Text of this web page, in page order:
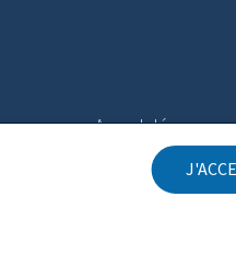
Aspects légaux
Déclaration